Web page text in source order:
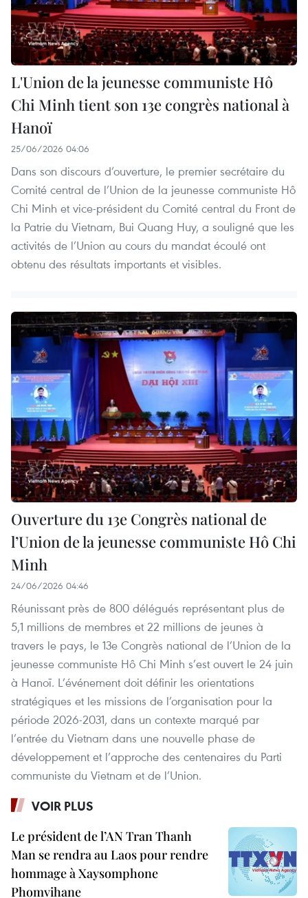
L'Union de la jeunesse communiste Hô
Chi Minh tient son 13e congrès national à
Hanoï
25/06/2026 04:06
Dans son discours d’ouverture, le premier secrétaire du
Comité central de l’Union de la jeunesse communiste Hô
Chi Minh et vice-président du Comité central du Front de
la Patrie du Vietnam, Bui Quang Huy, a souligné que les
activités de l’Union au cours du mandat écoulé ont
obtenu des résultats importants et visibles.
Ouverture du 13e Congrès national de
l’Union de la jeunesse communiste Hô Chi
Minh
24/06/2026 04:46
Réunissant près de 800 délégués représentant plus de
5,1 millions de membres et 22 millions de jeunes à
travers le pays, le 13e Congrès national de l’Union de la
jeunesse communiste Hô Chi Minh s’est ouvert le 24 juin
à Hanoï. L’événement doit définir les orientations
stratégiques et les missions de l’organisation pour la
période 2026-2031, dans un contexte marqué par
l’entrée du Vietnam dans une nouvelle phase de
développement et l’approche des centenaires du Parti
communiste du Vietnam et de l’Union.
VOIR PLUS
Le président de l’AN Tran Thanh
Man se rendra au Laos pour rendre
hommage à Xaysomphone
Phomvihane